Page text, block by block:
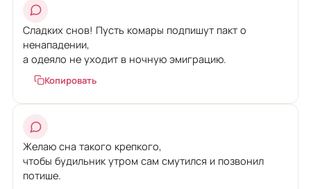
Сладких снов! Пусть комары подпишут пакт о
ненападении,
а одеяло не уходит в ночную эмиграцию.
Копировать
Желаю сна такого крепкого,
чтобы будильник утром сам смутился и позвонил
потише.